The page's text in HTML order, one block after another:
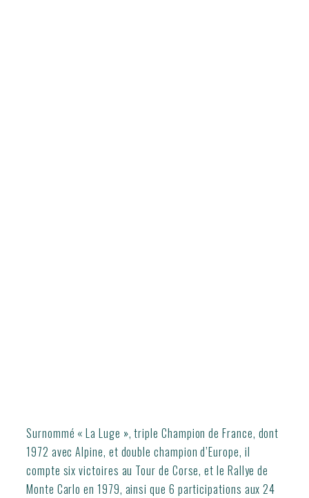
Surnommé « La Luge », triple Champion de France, dont
1972 avec Alpine, et double champion d’Europe, il
compte six victoires au Tour de Corse, et le Rallye de
Monte Carlo en 1979, ainsi que 6 participations aux 24